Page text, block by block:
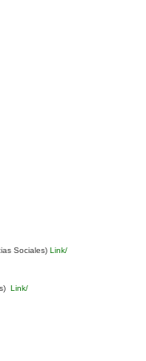
Sociales)Link/
Link/